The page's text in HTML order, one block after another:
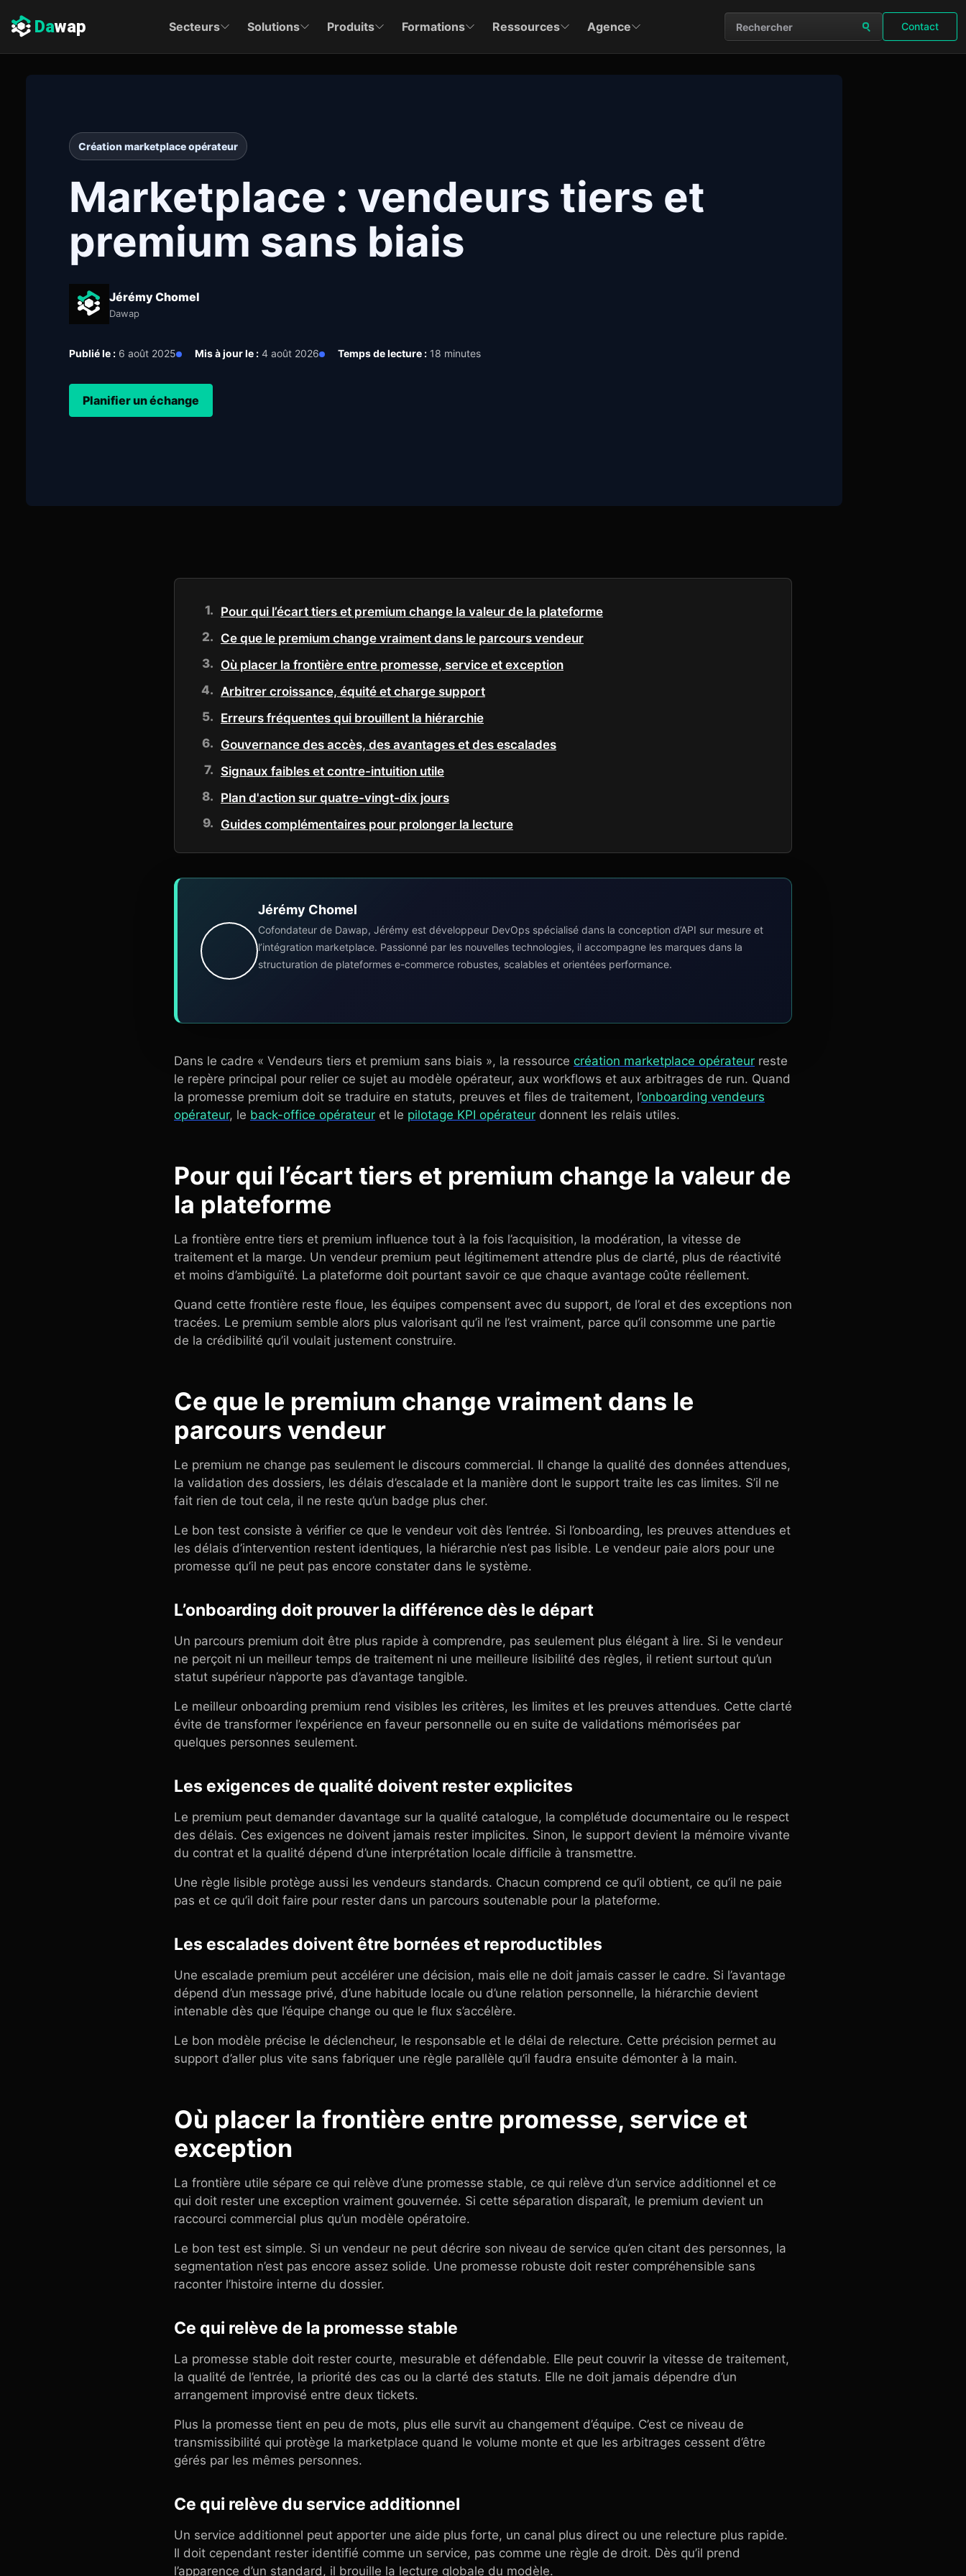
Dawap Secteurs Solutions Produits Formations Ressources Agence
Rechercher sur le site
Contact
Création marketplace opérateur
Marketplace : vendeurs tiers et
premium sans biais
Jérémy Chomel
Dawap
Publié le : 6 août 2025 Mis à jour le : 4 août 2026 Temps de lecture : 18 minutes
Planifier un échange
Pour qui l’écart tiers et premium change la valeur de la plateforme
Ce que le premium change vraiment dans le parcours vendeur
Où placer la frontière entre promesse, service et exception
Arbitrer croissance, équité et charge support
Erreurs fréquentes qui brouillent la hiérarchie
Gouvernance des accès, des avantages et des escalades
Signaux faibles et contre-intuition utile
Plan d'action sur quatre-vingt-dix jours
Guides complémentaires pour prolonger la lecture
Jérémy Chomel
Cofondateur de Dawap, Jérémy est développeur DevOps spécialisé dans la conception d’API sur mesure et
l’intégration marketplace. Passionné par les nouvelles technologies, il accompagne les marques dans la
structuration de plateformes e-commerce robustes, scalables et orientées performance.
Dans le cadre « Vendeurs tiers et premium sans biais », la ressource création marketplace opérateur reste
le repère principal pour relier ce sujet au modèle opérateur, aux workflows et aux arbitrages de run. Quand
la promesse premium doit se traduire en statuts, preuves et files de traitement, l’onboarding vendeurs
opérateur, le back-office opérateur et le pilotage KPI opérateur donnent les relais utiles.
Pour qui l’écart tiers et premium change la valeur de
la plateforme
La frontière entre tiers et premium influence tout à la fois l’acquisition, la modération, la vitesse de
traitement et la marge. Un vendeur premium peut légitimement attendre plus de clarté, plus de réactivité
et moins d’ambiguïté. La plateforme doit pourtant savoir ce que chaque avantage coûte réellement.
Quand cette frontière reste floue, les équipes compensent avec du support, de l’oral et des exceptions non
tracées. Le premium semble alors plus valorisant qu’il ne l’est vraiment, parce qu’il consomme une partie
de la crédibilité qu’il voulait justement construire.
Ce que le premium change vraiment dans le
parcours vendeur
Le premium ne change pas seulement le discours commercial. Il change la qualité des données attendues,
la validation des dossiers, les délais d’escalade et la manière dont le support traite les cas limites. S’il ne
fait rien de tout cela, il ne reste qu’un badge plus cher.
Le bon test consiste à vérifier ce que le vendeur voit dès l’entrée. Si l’onboarding, les preuves attendues et
les délais d’intervention restent identiques, la hiérarchie n’est pas lisible. Le vendeur paie alors pour une
promesse qu’il ne peut pas encore constater dans le système.
L’onboarding doit prouver la différence dès le départ
Un parcours premium doit être plus rapide à comprendre, pas seulement plus élégant à lire. Si le vendeur
ne perçoit ni un meilleur temps de traitement ni une meilleure lisibilité des règles, il retient surtout qu’un
statut supérieur n’apporte pas d’avantage tangible.
Le meilleur onboarding premium rend visibles les critères, les limites et les preuves attendues. Cette clarté
évite de transformer l’expérience en faveur personnelle ou en suite de validations mémorisées par
quelques personnes seulement.
Les exigences de qualité doivent rester explicites
Le premium peut demander davantage sur la qualité catalogue, la complétude documentaire ou le respect
des délais. Ces exigences ne doivent jamais rester implicites. Sinon, le support devient la mémoire vivante
du contrat et la qualité dépend d’une interprétation locale difficile à transmettre.
Une règle lisible protège aussi les vendeurs standards. Chacun comprend ce qu’il obtient, ce qu’il ne paie
pas et ce qu’il doit faire pour rester dans un parcours soutenable pour la plateforme.
Les escalades doivent être bornées et reproductibles
Une escalade premium peut accélérer une décision, mais elle ne doit jamais casser le cadre. Si l’avantage
dépend d’un message privé, d’une habitude locale ou d’une relation personnelle, la hiérarchie devient
intenable dès que l’équipe change ou que le flux s’accélère.
Le bon modèle précise le déclencheur, le responsable et le délai de relecture. Cette précision permet au
support d’aller plus vite sans fabriquer une règle parallèle qu’il faudra ensuite démonter à la main.
Où placer la frontière entre promesse, service et
exception
La frontière utile sépare ce qui relève d’une promesse stable, ce qui relève d’un service additionnel et ce
qui doit rester une exception vraiment gouvernée. Si cette séparation disparaît, le premium devient un
raccourci commercial plus qu’un modèle opératoire.
Le bon test est simple. Si un vendeur ne peut décrire son niveau de service qu’en citant des personnes, la
segmentation n’est pas encore assez solide. Une promesse robuste doit rester compréhensible sans
raconter l’histoire interne du dossier.
Ce qui relève de la promesse stable
La promesse stable doit rester courte, mesurable et défendable. Elle peut couvrir la vitesse de traitement,
la qualité de l’entrée, la priorité des cas ou la clarté des statuts. Elle ne doit jamais dépendre d’un
arrangement improvisé entre deux tickets.
Plus la promesse tient en peu de mots, plus elle survit au changement d’équipe. C’est ce niveau de
transmissibilité qui protège la marketplace quand le volume monte et que les arbitrages cessent d’être
gérés par les mêmes personnes.
Ce qui relève du service additionnel
Un service additionnel peut apporter une aide plus forte, un canal plus direct ou une relecture plus rapide.
Il doit cependant rester identifié comme un service, pas comme une règle de droit. Dès qu’il prend
l’apparence d’un standard, il brouille la lecture globale du modèle.